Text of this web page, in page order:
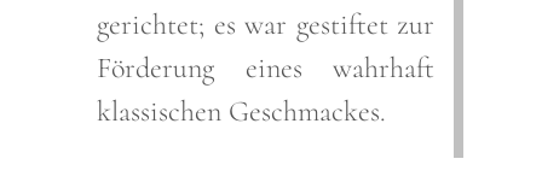
gerichtet; es war gestiftet zur
Förderung eines wahrhaft
klassischen Geschmackes.